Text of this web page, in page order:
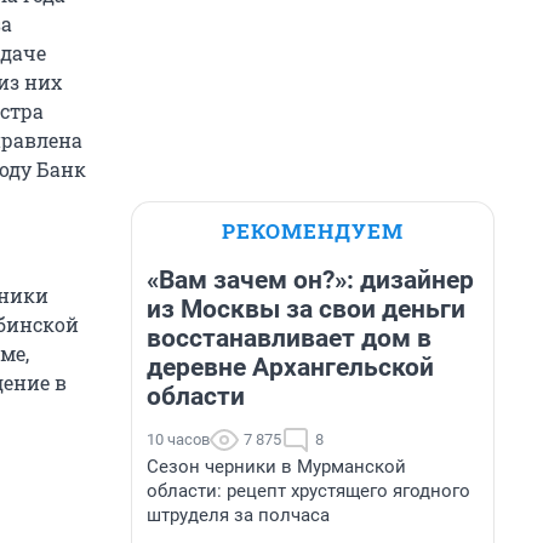
них
Банк
в
РЕКОМЕНДУЕМ
«Вам зачем он?»: дизайнер
из Москвы за свои деньги
восстанавливает дом в
деревне Архангельской
области
10 часов 7 875 8
Сезон черники в Мурманской
области: рецепт хрустящего ягодного
штруделя за полчаса